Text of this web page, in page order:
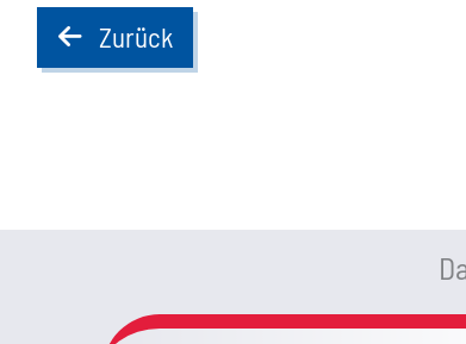
backZurück